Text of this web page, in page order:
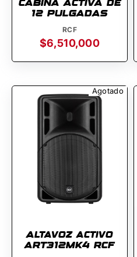
CABINA ACTIVA DE
12 PULGADAS
RCF
$6,510,000
Agotado
Altavoz activo
ART312MK4 RCF